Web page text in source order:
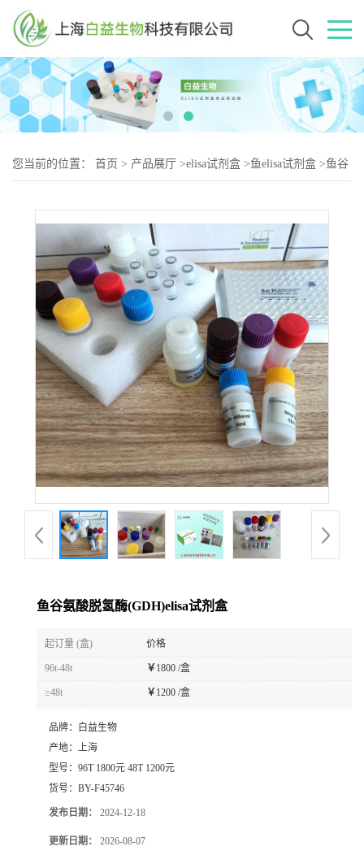
您当前的位置： 首页 > 产品展厅 >elisa试剂盒 >鱼elisa试剂盒 >鱼谷
鱼谷氨酸脱氢酶(GDH)elisa试剂盒
起订量 (盒) 价格
96t-48t ￥ 1800 /盒
≥48t ￥ 1200 /盒
品牌：
白益生物
产地： 上海
型号： 96T 1800元 48T 1200元
货号： BY-F45746
发布日期： 2024-12-18
更新日期： 2026-08-07